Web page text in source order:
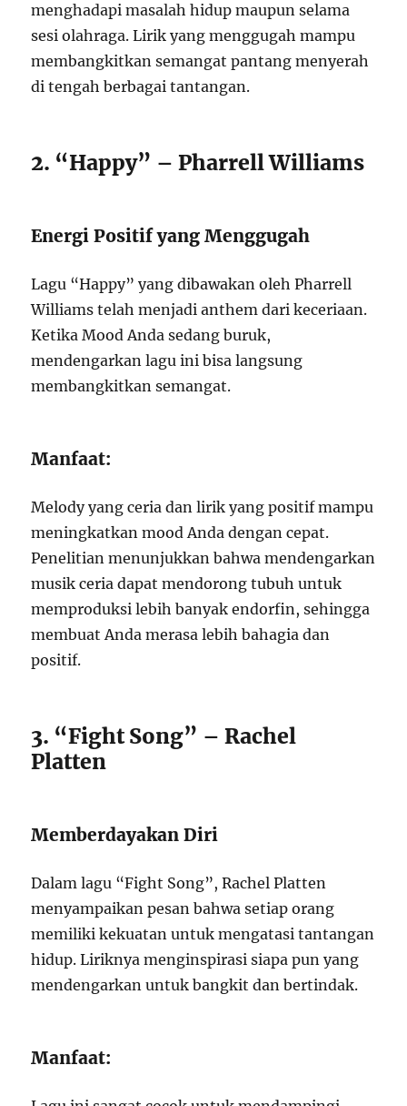
menghadapi masalah hidup maupun selama
sesi olahraga. Lirik yang menggugah mampu
membangkitkan semangat pantang menyerah
di tengah berbagai tantangan.
2. “Happy” – Pharrell Williams
Energi Positif yang Menggugah
Lagu “Happy” yang dibawakan oleh Pharrell
Williams telah menjadi anthem dari keceriaan.
Ketika Mood Anda sedang buruk,
mendengarkan lagu ini bisa langsung
membangkitkan semangat.
Manfaat:
Melody yang ceria dan lirik yang positif mampu
meningkatkan mood Anda dengan cepat.
Penelitian menunjukkan bahwa mendengarkan
musik ceria dapat mendorong tubuh untuk
memproduksi lebih banyak endorfin, sehingga
membuat Anda merasa lebih bahagia dan
positif.
3. “Fight Song” – Rachel
Platten
Memberdayakan Diri
Dalam lagu “Fight Song”, Rachel Platten
menyampaikan pesan bahwa setiap orang
memiliki kekuatan untuk mengatasi tantangan
hidup. Liriknya menginspirasi siapa pun yang
mendengarkan untuk bangkit dan bertindak.
Manfaat: